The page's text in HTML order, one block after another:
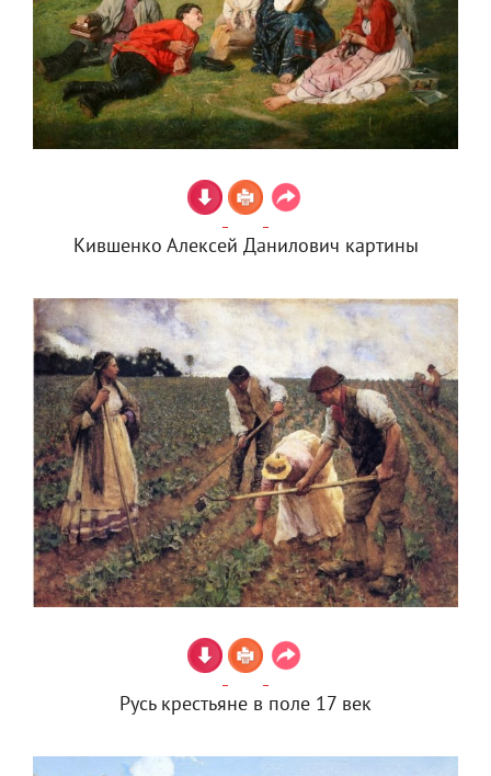
Кившенко Алексей Данилович картины
Русь крестьяне в поле 17 век